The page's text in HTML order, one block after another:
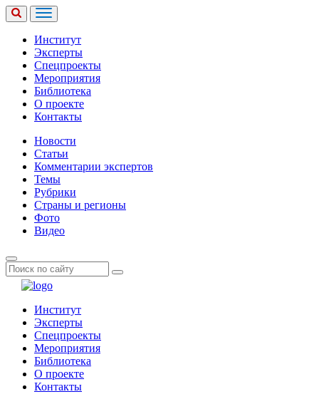
Институт
Эксперты
Спецпроекты
Мероприятия
Библиотека
О проекте
Контакты
Новости
Статьи
Комментарии экспертов
Темы
Рубрики
Страны и регионы
Фото
Видео
Институт
Эксперты
Спецпроекты
Мероприятия
Библиотека
О проекте
Контакты